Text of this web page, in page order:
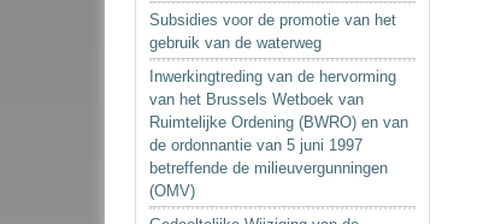
Subsidies voor de promotie van het
gebruik van de waterweg
Inwerkingtreding van de hervorming
van het Brussels Wetboek van
Ruimtelijke Ordening (BWRO) en van
de ordonnantie van 5 juni 1997
betreffende de milieuvergunningen
(OMV)